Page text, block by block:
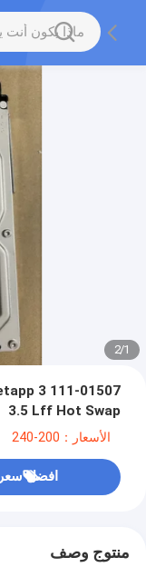
1
/
2
3.5 Lff Hot Swap
الأسعار：200-240
افضل سعر
منتوج وصف